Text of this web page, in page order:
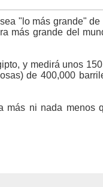
"lo más grande"
más grande del
y medirá unos
de 400,000
más ni nada menos